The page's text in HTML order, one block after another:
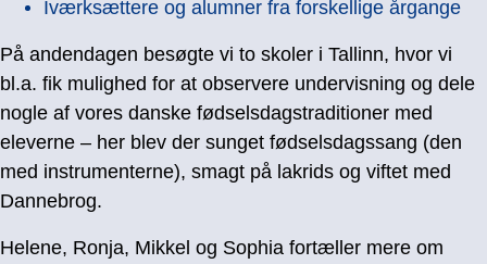
Iværksættere og alumner fra forskellige årgange
På andendagen besøgte vi to skoler i Tallinn, hvor vi
bl.a. fik mulighed for at observere undervisning og dele
nogle af vores danske fødselsdagstraditioner med
eleverne – her blev der sunget fødselsdagssang (den
med instrumenterne), smagt på lakrids og viftet med
Dannebrog.
Helene, Ronja, Mikkel og Sophia fortæller mere om